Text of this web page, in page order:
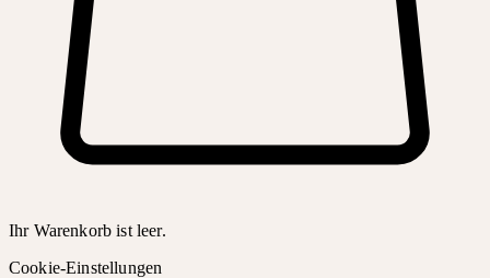
Ihr Warenkorb ist leer.
Cookie-Einstellungen